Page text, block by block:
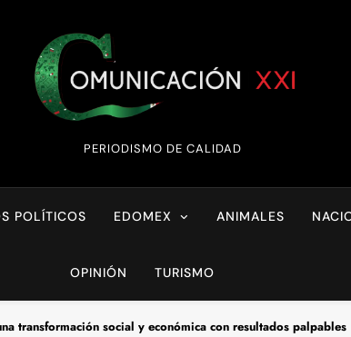
XXI
PERIODISMO DE CALIDAD
POLÍTICOS EDOMEX ANIMALES
OPINIÓN TURISMO
transformación social y económica con resultados palpables